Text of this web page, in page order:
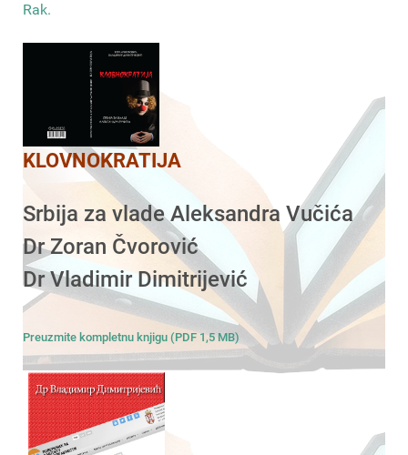
Rak.
KLOVNOKRATIJA
Srbija za vlade Aleksandra Vučića
Dr Zoran Čvorović
Dr Vladimir Dimitrijević
Preuzmite kompletnu knjigu (PDF 1,5 MB)